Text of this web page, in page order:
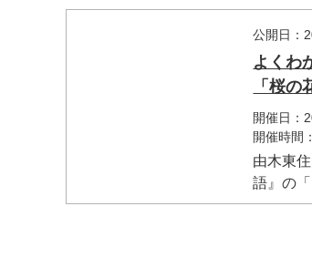
公開日：
よくわ
「桜
開催日：
開催時間
由木東
語』の
マイメディア検索